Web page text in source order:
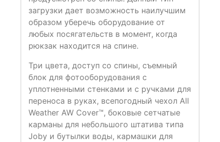
загрузки дает возможность наилучшим
образом уберечь оборудование от
любых посягательств в момент, когда
рюкзак находится на спине.
Три цвета, доступ со спины, съемный
блок для фотооборудования с
уплотненными стенками и с ручками для
переноса в руках, всепогодный чехол All
Weather AW Cover™, боковые сетчатые
карманы для небольшого штатива типа
Joby и бутылки воды, кармашки для